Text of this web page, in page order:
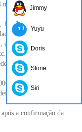
mm, 5 mm, 6 mm,
',
do cliente.
etc.
espelho da
papel impermeável
a confirmação da
Jimmy
Yuyu
Doris
Stone
Siri